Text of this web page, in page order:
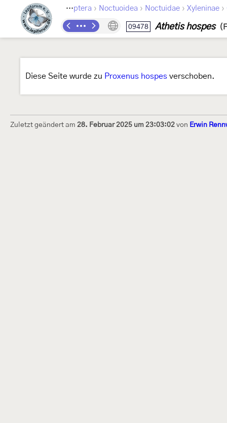
Lepidoptera › Noctuoidea › Noctuidae › Xyleninae ›
09478 Athetis hospes
Diese Seite wurde zu Proxenus hospes verschoben.
Zuletzt geändert am 28. Februar 2025 um 23:03:02 von Erwin